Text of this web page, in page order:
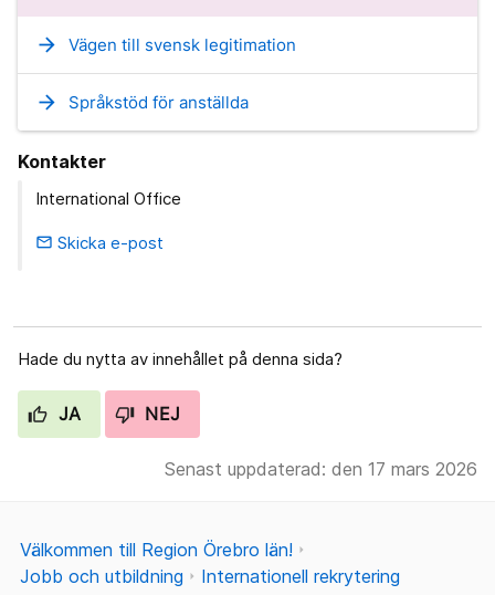
arrow_forward Vägen till svensk legitimation
arrow_forward Språkstöd för anställda
Kontakter
International Office
email Skicka e-post
Hade du nytta av innehållet på denna sida?
JA NEJ
Senast uppdaterad: den 17 mars 2026
Välkommen till Region Örebro län!
Jobb och utbildning
Internationell rekrytering